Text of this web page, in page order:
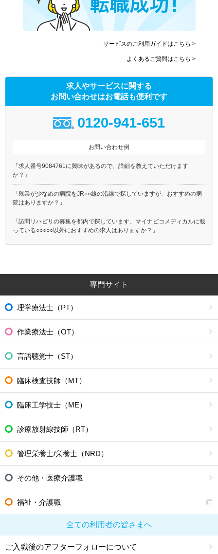
東急大井町線
東急池上線
東急多摩川線
東急世田谷線
東武伊勢崎線
東武大師線
東京メトロ銀座線
東京メトロ丸ノ内線(池袋－
荻窪)
東京メトロ日比谷線
東京メトロ東西線
東京メトロ千代田線
東京メトロ有楽町線
都営大江戸線
都営新宿線
つくばエクスプレス
多摩モノレール
東京モノレール
東京臨海高速鉄道りんかい線
北総鉄道北総線
サービスのご利用ガイドはこちら >
よくあるご質問はこちら >
求人やサービスに関する
お問い合わせはお電話も便利です
0120-941-651
お問い合わせ例
「求人番号9084761に興味があるので、詳細を教えていただけます
か？」
「残業が少なめの病院をJR○○線の沿線で探していますが、おすすめの病
院はありますか？」
「訪問リハビリの募集を都内で探しています。マイナビコメディカルに載
っている○○○○○以外におすすめの求人はありますか？」
専門サイト
理学療法士（PT）
作業療法士（OT）
言語聴覚士（ST）
臨床検査技師（MT）
臨床工学技士（ME）
診療放射線技師（RT）
管理栄養士/栄養士（NRD）
その他・医療介護職
福祉・介護職
全ての利用者の皆さまへ
ご入職後のアフターフォローについて